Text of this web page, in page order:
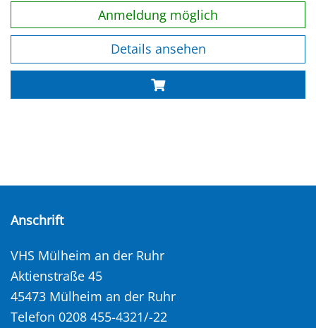
Anmeldung möglich
Details ansehen
Anschrift
VHS Mülheim an der Ruhr
Aktienstraße 45
45473 Mülheim an der Ruhr
Telefon 0208 455-4321/-22